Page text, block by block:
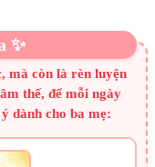
✨
mà còn là rèn luyện
thế, để mỗi ngày
dành cho ba mẹ: